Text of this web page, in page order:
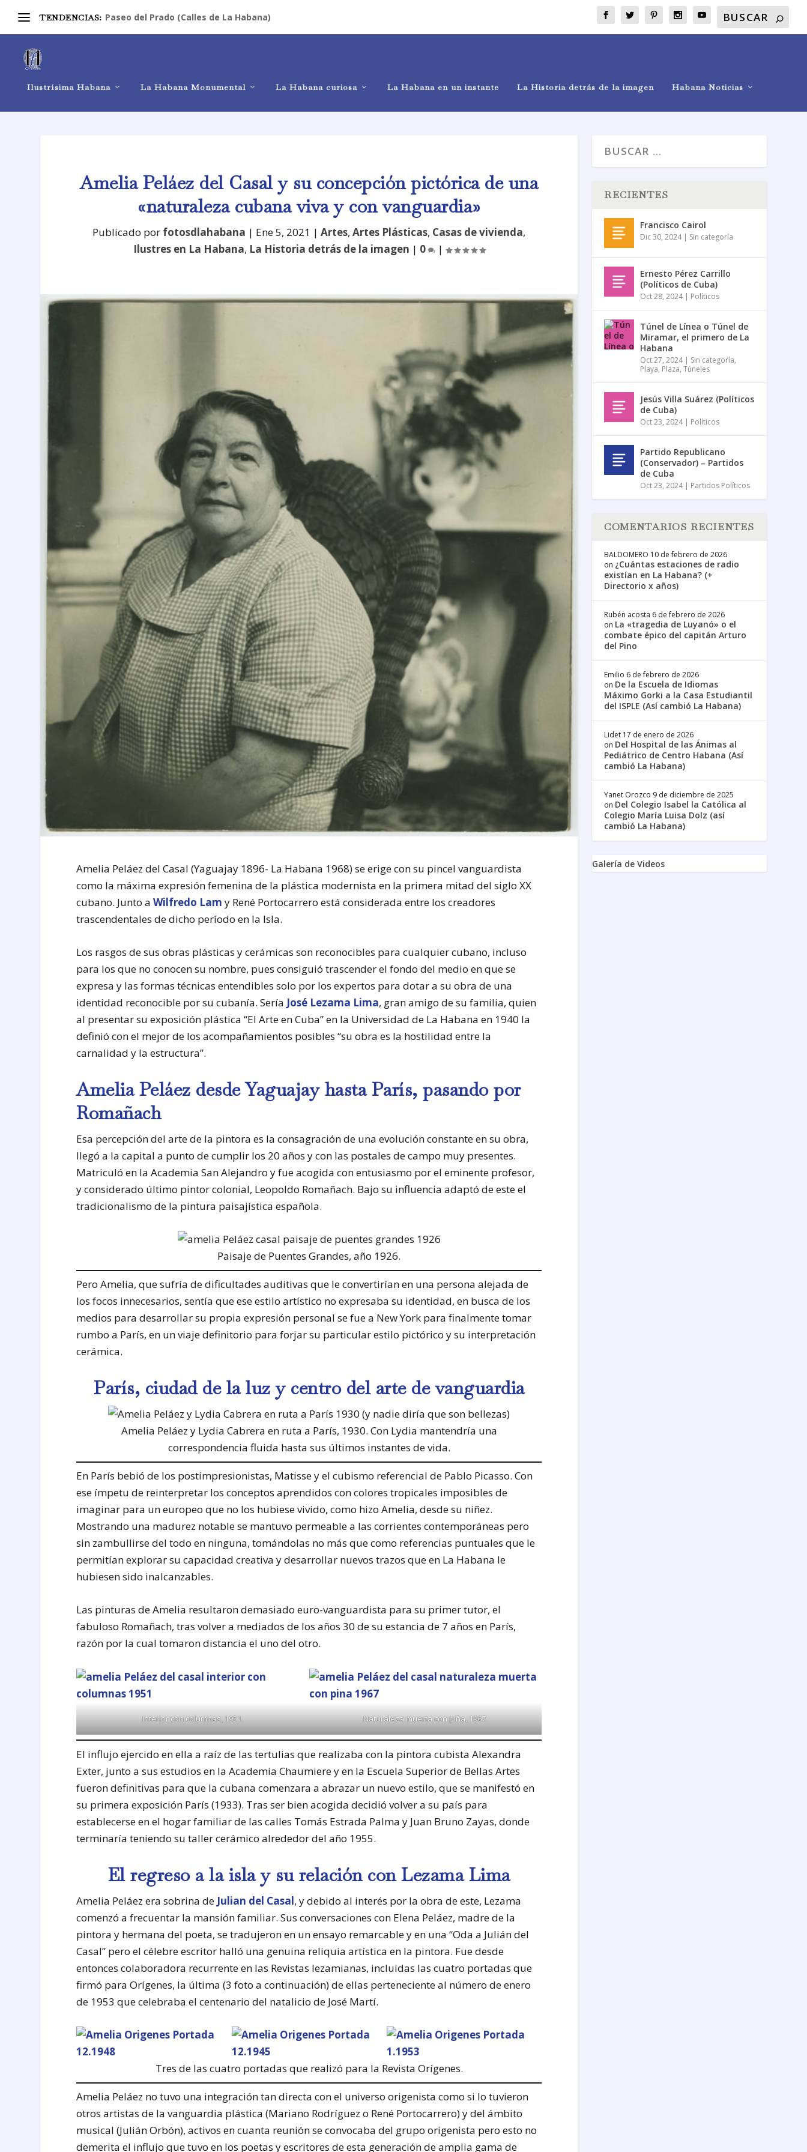
TENDENCIAS: Paseo del Prado (Calles de La Habana)
Ilustrísima Habana La Habana Monumental La Habana curiosa La Habana en un instante La Historia detrás de la imagen Habana Noticias
Amelia Peláez del Casal y su concepción pictórica de una
«naturaleza cubana viva y con vanguardia»
Publicado por fotosdlahabana | Ene 5, 2021 |Artes,Artes Plásticas, Casas de vivienda,
Ilustres en La Habana, La Historia detrás de la imagen | 0 |
Amelia Peláez del Casal (Yaguajay 1896- La Habana 1968) se erige con su pincel vanguardista
como la máxima expresión femenina de la plástica modernista en la primera mitad del siglo XX
cubano. Junto aWilfredo Lam y René Portocarrero está considerada entre los creadores
trascendentales de dicho período en la Isla.
Los rasgos de sus obras plásticas y cerámicas son reconocibles para cualquier cubano, incluso
para los que no conocen su nombre, pues consiguió trascender el fondo del medio en que se
expresa y las formas técnicas entendibles solo por los expertos para dotar a su obra de una
identidad reconocible por su cubanía. Sería José Lezama Lima, gran amigo de su familia, quien
al presentar su exposición plástica “El Arte en Cuba” en la Universidad de La Habana en 1940 la
definió con el mejor de los acompañamientos posibles “su obra es la hostilidad entre la
carnalidad y la estructura”.
Amelia Peláez desde Yaguajay hasta París, pasando por
Romañach
Esa percepción del arte de la pintora es la consagración de una evolución constante en su obra,
llegó a la capital a punto de cumplir los 20 años y con las postales de campo muy presentes.
Matriculó en la Academia San Alejandro y fue acogida con entusiasmo por el eminente profesor,
y considerado último pintor colonial, Leopoldo Romañach. Bajo su influencia adaptó de este el
tradicionalismo de la pintura paisajística española.
Paisaje de Puentes Grandes, año 1926.
Pero Amelia, que sufría de dificultades auditivas que le convertirían en una persona alejada de
los focos innecesarios, sentía que ese estilo artístico no expresaba su identidad, en busca de los
medios para desarrollar su propia expresión personal se fue a New York para finalmente tomar
rumbo a París, en un viaje definitorio para forjar su particular estilo pictórico y su interpretación
cerámica.
París, ciudad de la luz y centro del arte de vanguardia
Amelia Peláez y Lydia Cabrera en ruta a París, 1930. Con Lydia mantendría una
correspondencia fluida hasta sus últimos instantes de vida.
En París bebió de los postimpresionistas, Matisse y el cubismo referencial de Pablo Picasso. Con
ese ímpetu de reinterpretar los conceptos aprendidos con colores tropicales imposibles de
imaginar para un europeo que no los hubiese vivido, como hizo Amelia, desde su niñez.
Mostrando una madurez notable se mantuvo permeable a las corrientes contemporáneas pero
sin zambullirse del todo en ninguna, tomándolas no más que como referencias puntuales que le
permitían explorar su capacidad creativa y desarrollar nuevos trazos que en La Habana le
hubiesen sido inalcanzables.
Las pinturas de Amelia resultaron demasiado euro-vanguardista para su primer tutor, el
fabuloso Romañach, tras volver a mediados de los años 30 de su estancia de 7 años en París,
razón por la cual tomaron distancia el uno del otro.
Interior con columnas, 1951. Naturaleza muerta con piña, 1967.
El influjo ejercido en ella a raíz de las tertulias que realizaba con la pintora cubista Alexandra
Exter, junto a sus estudios en la Academia Chaumiere y en la Escuela Superior de Bellas Artes
fueron definitivas para que la cubana comenzara a abrazar un nuevo estilo, que se manifestó en
su primera exposición París (1933). Tras ser bien acogida decidió volver a su país para
establecerse en el hogar familiar de las calles Tomás Estrada Palma y Juan Bruno Zayas, donde
terminaría teniendo su taller cerámico alrededor del año 1955.
El regreso a la isla y su relación con Lezama Lima
Amelia Peláez era sobrina de Julian del Casal, y debido al interés por la obra de este, Lezama
comenzó a frecuentar la mansión familiar. Sus conversaciones con Elena Peláez, madre de la
pintora y hermana del poeta, se tradujeron en un ensayo remarcable y en una “Oda a Julián del
Casal” pero el célebre escritor halló una genuina reliquia artística en la pintora. Fue desde
entonces colaboradora recurrente en las Revistas lezamianas, incluidas las cuatro portadas que
firmó para Orígenes, la última (3 foto a continuación) de ellas perteneciente al número de enero
de 1953 que celebraba el centenario del natalicio de José Martí.
Tres de las cuatro portadas que realizó para la Revista Orígenes.
Amelia Peláez no tuvo una integración tan directa con el universo origenista como si lo tuvieron
otros artistas de la vanguardia plástica (Mariano Rodríguez o René Portocarrero) y del ámbito
musical (Julián Orbón), activos en cuanta reunión se convocaba del grupo origenista pero esto no
demerita el influjo que tuvo en los poetas y escritores de esta generación de amplia gama de
RECIENTES
Francisco Cairol
Dic 30, 2024| Sin categoría
Ernesto Pérez Carrillo
(Políticos de Cuba)
Oct 28, 2024| Políticos
Túnel de Línea o Túnel de
Miramar, el primero de La
Habana
Oct 27, 2024| Sin categoría,
Playa, Plaza,Túneles
Jesús Villa Suárez (Políticos
de Cuba)
Oct 23, 2024| Políticos
Partido Republicano
(Conservador) – Partidos
de Cuba
Oct 23, 2024| Partidos Políticos
COMENTARIOS RECIENTES
BALDOMERO 10 de febrero de 2026
on ¿Cuántas estaciones de radio
existían en La Habana? (+
Directorio x años)
Rubén acosta 6 de febrero de 2026
on La «tragedia de Luyanó» o el
combate épico del capitán Arturo
del Pino
Emilio 6 de febrero de 2026
on De la Escuela de Idiomas
Máximo Gorki a la Casa Estudiantil
del ISPLE (Así cambió La Habana)
Lidet 17 de enero de 2026
on Del Hospital de las Ánimas al
Pediátrico de Centro Habana (Así
cambió La Habana)
Yanet Orozco 9 de diciembre de 2025
on Del Colegio Isabel la Católica al
Colegio María Luisa Dolz (así
cambió La Habana)
Galería de Videos